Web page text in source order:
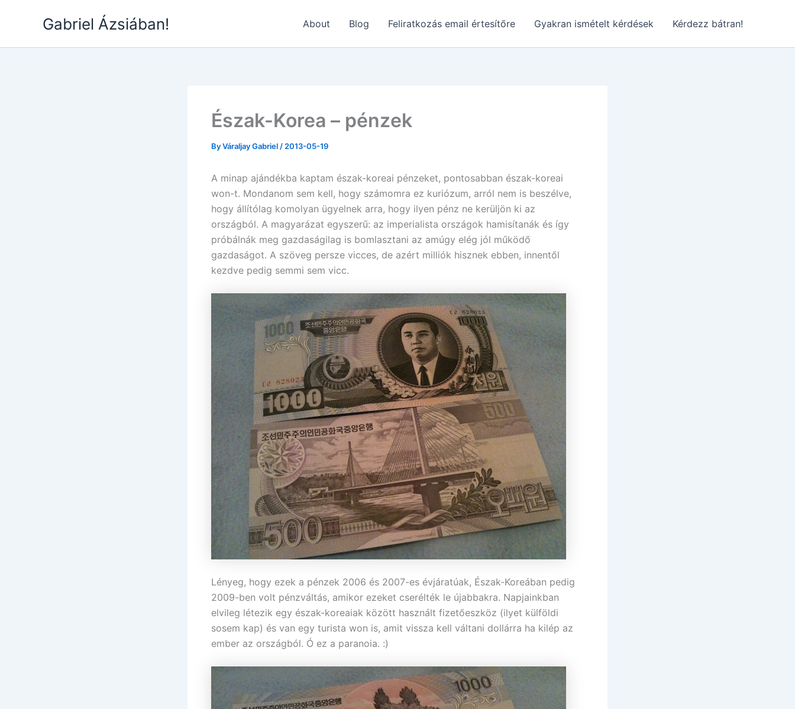
Gabriel Ázsiában! About Blog Feliratkozás email értesítőre Gyakran ismételt kérdések Kérdezz bátran!
Észak-Korea – pénzek
ByVáraljay Gabriel / 2013-05-19
A minap ajándékba kaptam észak-koreai pénzeket, pontosabban észak-koreai
won-t. Mondanom sem kell, hogy számomra ez kuriózum, arról nem is beszélve,
hogy állítólag komolyan ügyelnek arra, hogy ilyen pénz ne kerüljön ki az
országból. A magyarázat egyszerű: az imperialista országok hamisítanák és így
próbálnák meg gazdaságilag is bomlasztani az amúgy elég jól működő
gazdaságot. A szöveg persze vicces, de azért milliók hisznek ebben, innentől
kezdve pedig semmi sem vicc.
Lényeg, hogy ezek a pénzek 2006 és 2007-es évjáratúak, Észak-Koreában pedig
2009-ben volt pénzváltás, amikor ezeket cserélték le újabbakra. Napjainkban
elvileg létezik egy észak-koreaiak között használt fizetőeszköz (ilyet külföldi
sosem kap) és van egy turista won is, amit vissza kell váltani dollárra ha kilép az
ember az országból. Ó ez a paranoia. :)